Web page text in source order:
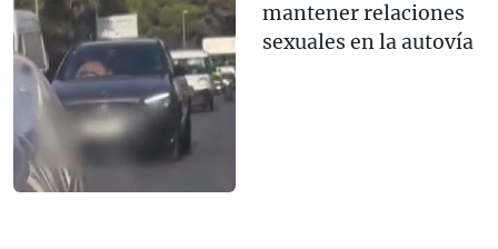
mantener relaciones
sexuales en la autovía